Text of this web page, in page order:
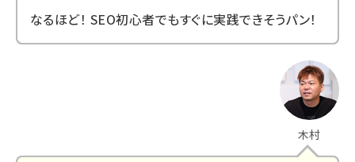
なるほど！ SEO初心者でもすぐに実践できそうパン！
木村